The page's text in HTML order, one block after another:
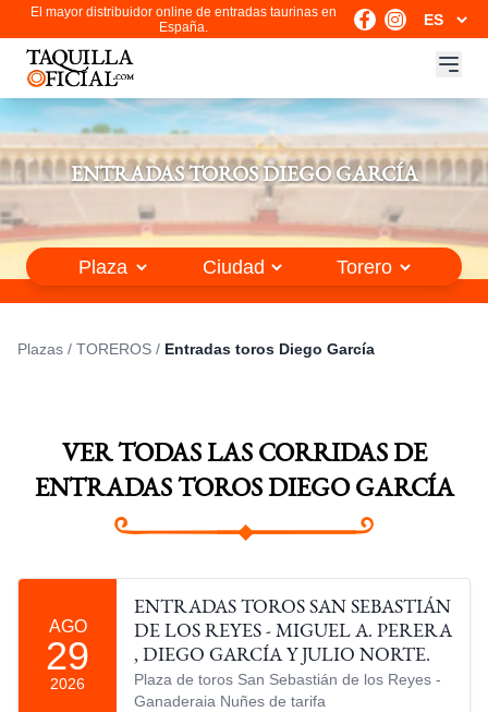
El mayor distribuidor online de entradas taurinas en
España.
ENTRADAS TOROS DIEGO GARCÍA
Plazas / TOREROS / Entradas toros Diego García
VER TODAS LAS CORRIDAS DE
ENTRADAS TOROS DIEGO GARCÍA
AGO
29
2026
ENTRADAS TOROS SAN SEBASTIÁN
DE LOS REYES - MIGUEL A. PERERA
, DIEGO GARCÍA Y JULIO NORTE.
Plaza de toros San Sebastián de los Reyes -
Ganaderaia Nuñes de tarifa